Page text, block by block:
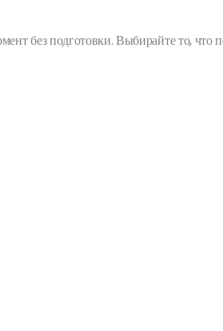
без подготовки. Выбирайте то, что